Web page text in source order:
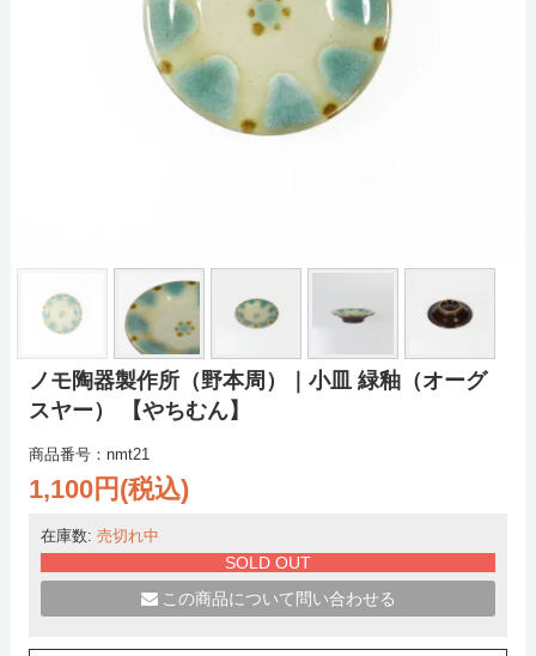
ノモ陶器製作所（野本周）｜小皿 緑釉（オーグ
スヤー） 【やちむん】
商品番号：nmt21
1,100円(税込)
在庫数: 売切れ中
SOLD OUT
この商品について問い合わせる